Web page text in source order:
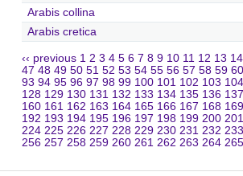
Arabis collina
Arabis cretica
‹‹ previous 1 2 3 4 5 6 7 8 9 10 11 12 13 14
47 48 49 50 51 52 53 54 55 56 57 58 59 60
93 94 95 96 97 98 99 100 101 102 103 104
128 129 130 131 132 133 134 135 136 137
160 161 162 163 164 165 166 167 168 169
192 193 194 195 196 197 198 199 200 201
224 225 226 227 228 229 230 231 232 233
256 257 258 259 260 261 262 263 264 265